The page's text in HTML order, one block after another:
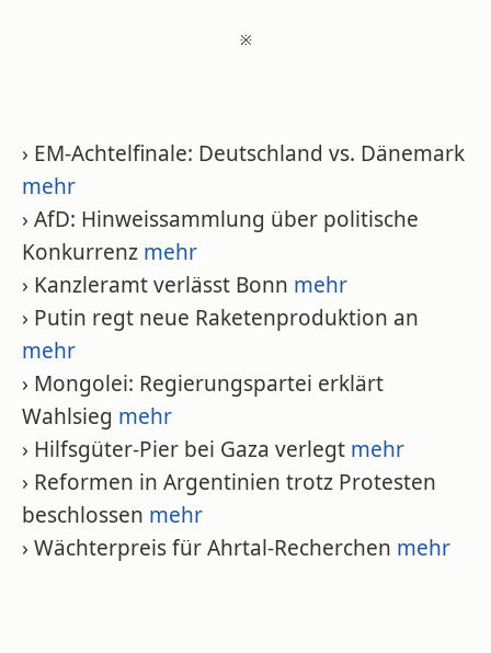
※
› EM-Achtelfinale: Deutschland vs. Dänemark
mehr
› AfD: Hinweissammlung über politische
Konkurrenz mehr
› Kanzleramt verlässt Bonn mehr
› Putin regt neue Raketenproduktion an
mehr
› Mongolei: Regierungspartei erklärt
Wahlsieg mehr
› Hilfsgüter-Pier bei Gaza verlegt mehr
› Reformen in Argentinien trotz Protesten
beschlossen mehr
› Wächterpreis für Ahrtal-Recherchen mehr